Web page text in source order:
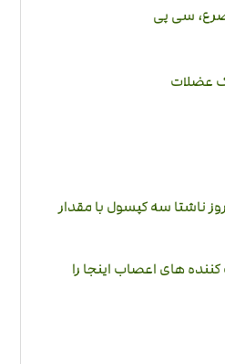
سی پی
عضلات
روز ناشتا سه کپسول با مقدار
های اعصاب اینجا را